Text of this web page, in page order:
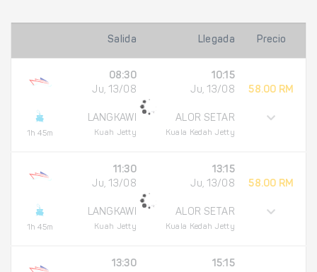
Salida Llegada Precio
1h 45m
08:30
Ju, 13/08
LANGKAWI
Kuah Jetty
10:15
Ju, 13/08
ALOR SETAR
Kuala Kedah Jetty
58.00 RM
1h 45m
11:30
Ju, 13/08
LANGKAWI
Kuah Jetty
13:15
Ju, 13/08
ALOR SETAR
Kuala Kedah Jetty
58.00 RM
13:30
15:15